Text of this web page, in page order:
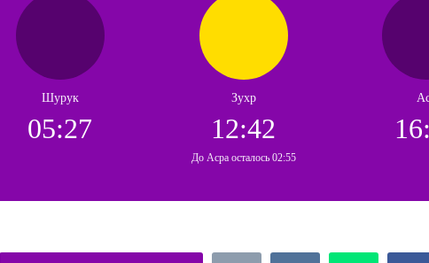
Шурук
05:27
Зухр
12:42
До Асра осталось 02:55